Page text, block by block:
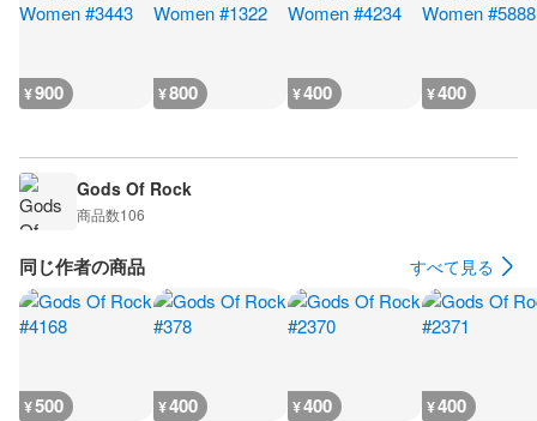
¥900 ¥800 ¥400 ¥400
Gods Of Rock
商品数106
同じ作者の商品 すべて見る
¥500 ¥400 ¥400 ¥400